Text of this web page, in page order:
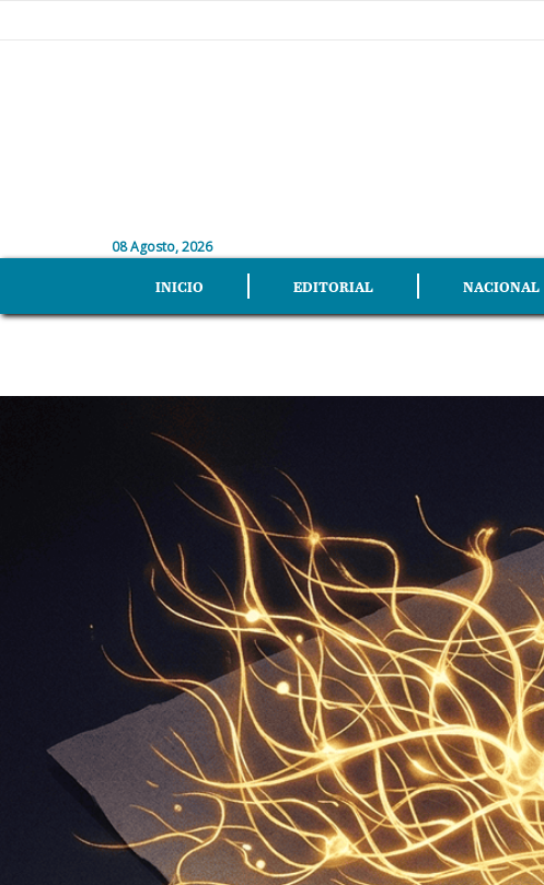
08 Agosto, 2026
INICIO EDITORIAL NACIONAL